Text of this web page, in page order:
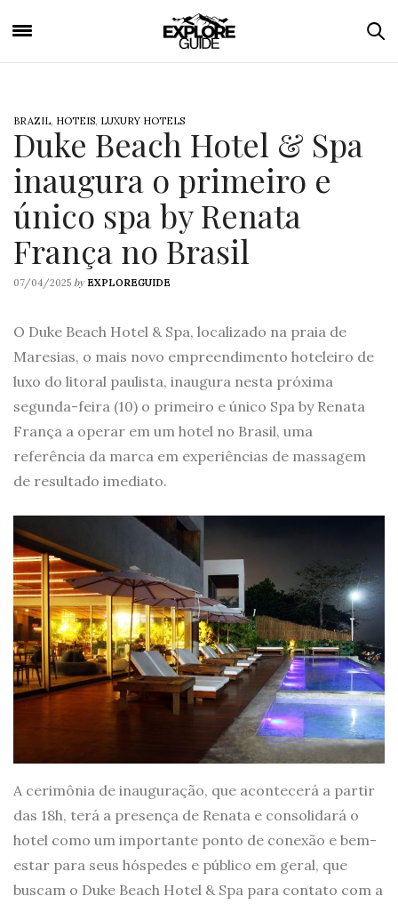
BRAZIL, HOTEIS, LUXURY HOTELS
Duke Beach Hotel & Spa
inaugura o primeiro e
único spa by Renata
França no Brasil
07/04/2025 by EXPLOREGUIDE
O Duke Beach Hotel & Spa, localizado na praia de
Maresias, o mais novo empreendimento hoteleiro de
luxo do litoral paulista, inaugura nesta próxima
segunda-feira (10) o primeiro e único Spa by Renata
França a operar em um hotel no Brasil, uma
referência da marca em experiências de massagem
de resultado imediato.
A cerimônia de inauguração, que acontecerá a partir
das 18h, terá a presença de Renata e consolidará o
hotel como um importante ponto de conexão e bem-
estar para seus hóspedes e público em geral, que
buscam o Duke Beach Hotel & Spa para contato com a